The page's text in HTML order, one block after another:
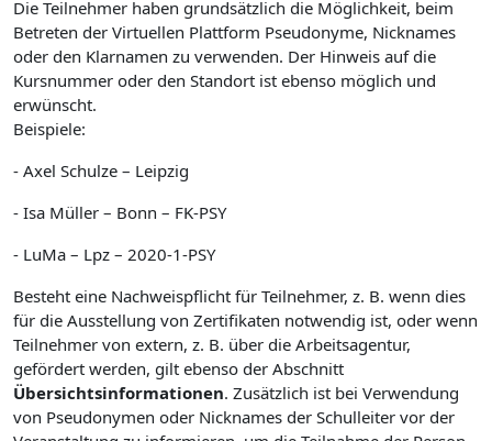
Die Teilnehmer haben grundsätzlich die Möglichkeit, beim
Betreten der Virtuellen Plattform Pseudonyme, Nicknames
oder den Klarnamen zu verwenden. Der Hinweis auf die
Kursnummer oder den Standort ist ebenso möglich und
erwünscht.
Beispiele:
- Axel Schulze – Leipzig
- Isa Müller – Bonn – FK-PSY
- LuMa – Lpz – 2020-1-PSY
Besteht eine Nachweispflicht für Teilnehmer, z. B. wenn dies
für die Ausstellung von Zertifikaten notwendig ist, oder wenn
Teilnehmer von extern, z. B. über die Arbeitsagentur,
gefördert werden, gilt ebenso der Abschnitt
Übersichtsinformationen. Zusätzlich ist bei Verwendung
von Pseudonymen oder Nicknames der Schulleiter vor der